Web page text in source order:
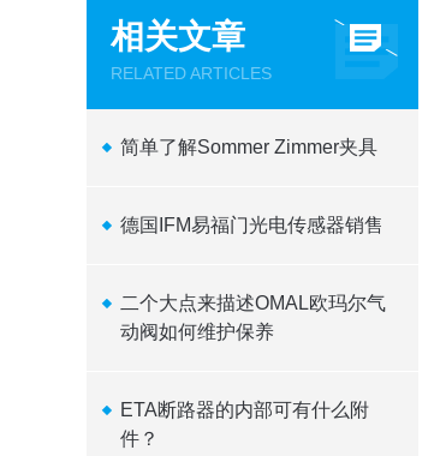
相关文章
RELATED ARTICLES
简单了解Sommer Zimmer夹具
德国IFM易福门光电传感器销售
二个大点来描述OMAL欧玛尔气
动阀如何维护保养
ETA断路器的内部可有什么附
件？